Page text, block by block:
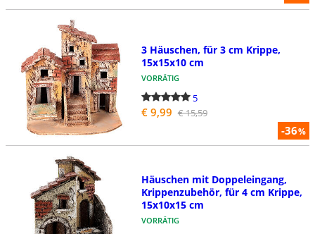
-36%
3 Häuschen, für 3 cm Krippe,
15x15x10 cm
VORRÄTIG
5
€ 9,99 € 15,59
Häuschen mit Doppeleingang,
Krippenzubehör, für 4 cm Krippe,
15x10x15 cm
VORRÄTIG